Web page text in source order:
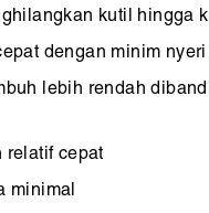
kutil hingga
dengan minim nyeri
lebih rendah
relatif cepat
minimal